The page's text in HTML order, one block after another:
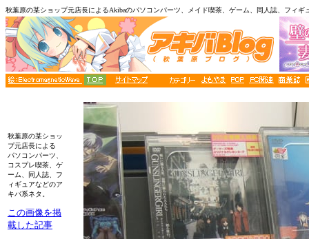
秋葉原の某ショップ元店長によるAkibaのパソコンパーツ、メイド喫茶、ゲーム、同人誌、フィ
秋葉原の某ショッ
プ元店長による
パソコンパーツ、
コスプレ喫茶、ゲ
ーム、同人誌、フ
ィギュアなどのア
キバ系ネタ。
この画像を掲
載した記事